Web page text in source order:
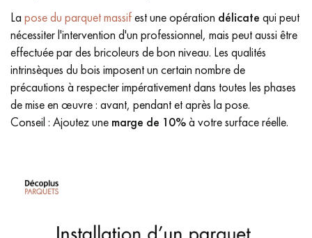
La pose du parquet massifest une opération délicate qui peut
nécessiter l'intervention d'un professionnel, mais peut aussi être
effectuée par des bricoleurs de bon niveau. Les qualités
intrinsèques du bois imposent un certain nombre de
précautions à respecter impérativement dans toutes les phases
de mise en œuvre : avant, pendant et après la pose.
Conseil : Ajoutez une marge de 10%à votre surface réelle.